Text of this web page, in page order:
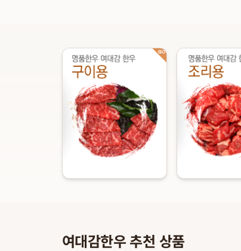
여대감한우 추천 상품